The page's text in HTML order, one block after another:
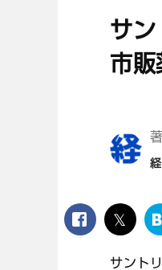
サ
市販
facebook
サント